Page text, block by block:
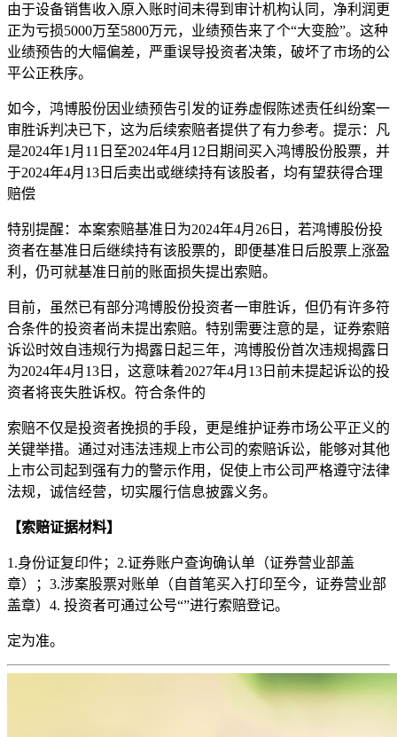
由于设备销售收入原入账时间未得到审计机构认同，净利润更
正为亏损5000万至5800万元，业绩预告来了个“大变脸”。这种
业绩预告的大幅偏差， 严重误导投资者决策，破坏了市场的公
平公正秩序。
如今，鸿‬博‬股份‬因业绩预告‬‬引发‬的证‬券‬虚假陈述责任纠纷案一
审胜诉判决已下，这为后续索赔者提供了有力参考。 提示 ：
凡‬
是‬2024年1月11日至2024年4月12日期间买入鸿‬博‬股份‬股票‬，并
于2024年4月13日‬‬后‬卖出或继续持有该股者，均有望获得合理
赔偿
特别提醒：本案索赔基准日为2024年4月26日，若鸿‬博‬股份投
资者在‌基准日后继续持有该股票的，即便基准日后股票上涨盈
利，仍可就基准日前的账面损失提出索赔。
目前，虽然已有部分鸿博股份投资者一审胜诉，但仍有许多符
合条件的投资者尚未提出索赔。 特别需要注意的是，证券索赔
诉讼时效自违规行为揭露日起三年，鸿‬博‬股份‬‬首次违规揭露日
为2024年4月13日，这意味着2027年4月13日前未提起诉讼的投
资者将丧失胜诉权。符合条件的
索赔不仅是投资者挽损的手段，更是维护证券市场公平正义的
关键举措。通过对违法违规上市公司的索赔诉讼，能够对其他
上市公司起到强有力的警示作用，促使上市公司严格遵守法律
法规，诚信经营，切实履行信息披露义务。
【索赔证据材料】
1.身份证复印件；2.证券账户查询确认单（证券营业部盖
章）；3.涉案股票对账单（自首笔买入打印至今，证券营业部
盖章）4. ‬‬投资者‬‬可通过公号“”进行索赔登记。‬
定为准。